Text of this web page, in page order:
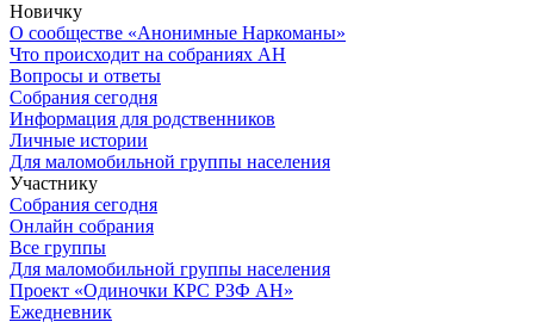
Новичку
О сообществе «Анонимные Наркоманы»
Что происходит на собраниях АН
Вопросы и ответы
Собрания сегодня
Информация для родственников
Личные истории
Для маломобильной группы населения
Участнику
Собрания сегодня
Онлайн собрания
Все группы
Для маломобильной группы населения
Проект «Одиночки КРС РЗФ АН»
Ежедневник